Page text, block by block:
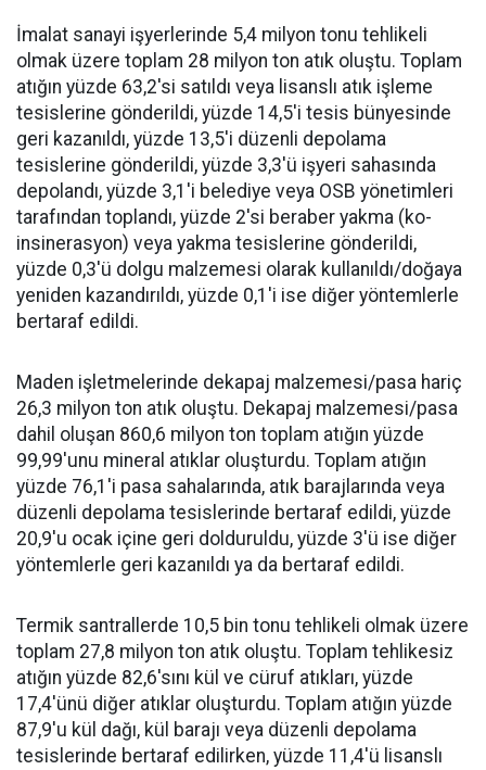
İmalat sanayi işyerlerinde 5,4 milyon tonu tehlikeli
olmak üzere toplam 28 milyon ton atık oluştu. Toplam
atığın yüzde 63,2'si satıldı veya lisanslı atık işleme
tesislerine gönderildi, yüzde 14,5'i tesis bünyesinde
geri kazanıldı, yüzde 13,5'i düzenli depolama
tesislerine gönderildi, yüzde 3,3'ü işyeri sahasında
depolandı, yüzde 3,1'i belediye veya OSB yönetimleri
tarafından toplandı, yüzde 2'si beraber yakma (ko-
insinerasyon) veya yakma tesislerine gönderildi,
yüzde 0,3'ü dolgu malzemesi olarak kullanıldı/doğaya
yeniden kazandırıldı, yüzde 0,1'i ise diğer yöntemlerle
bertaraf edildi.
Maden işletmelerinde dekapaj malzemesi/pasa hariç
26,3 milyon ton atık oluştu. Dekapaj malzemesi/pasa
dahil oluşan 860,6 milyon ton toplam atığın yüzde
99,99'unu mineral atıklar oluşturdu. Toplam atığın
yüzde 76,1'i pasa sahalarında, atık barajlarında veya
düzenli depolama tesislerinde bertaraf edildi, yüzde
20,9'u ocak içine geri dolduruldu, yüzde 3'ü ise diğer
yöntemlerle geri kazanıldı ya da bertaraf edildi.
Termik santrallerde 10,5 bin tonu tehlikeli olmak üzere
toplam 27,8 milyon ton atık oluştu. Toplam tehlikesiz
atığın yüzde 82,6'sını kül ve cüruf atıkları, yüzde
17,4'ünü diğer atıklar oluşturdu. Toplam atığın yüzde
87,9'u kül dağı, kül barajı veya düzenli depolama
tesislerinde bertaraf edilirken, yüzde 11,4'ü lisanslı